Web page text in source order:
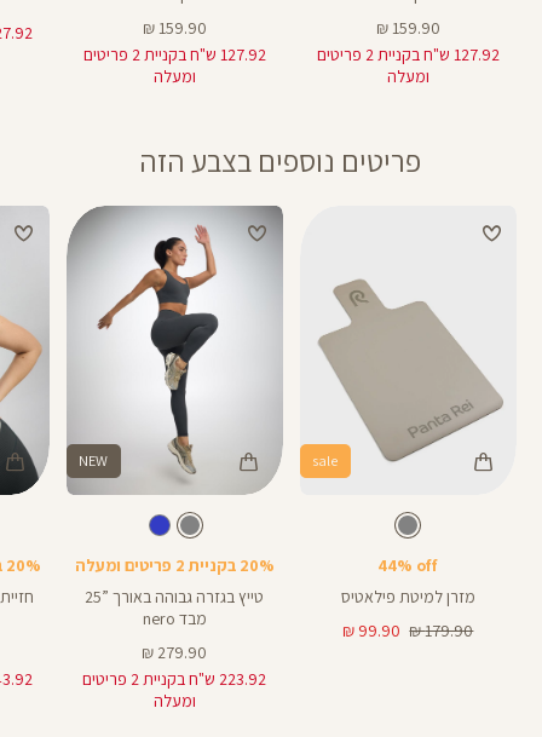
מחיר
מוצר
159.90 ₪
127.92 ש"ח בקניית 2 פריטים
ומעלה
מחיר
מוצר
159.90 ₪
127.92 ש"ח בקניית 2 פריטים
ומעלה
פריטים נוספים בצבע הזה
sale
צבע
אפור
44% off
מזרן למיטת פילאטיס
מחיר
99.90 ₪
מחיר
179.90 ₪
NEW
צבע
אפור
28
20% בקניית 2 פריטים ומעלה
טייץ בגזרה גבוהה באורך ”25
מבד nero
מחיר
מוצר
279.90 ₪
223.92 ש"ח בקניית 2 פריטים
ומעלה
20% בקניית 2 פריטים ומעלה